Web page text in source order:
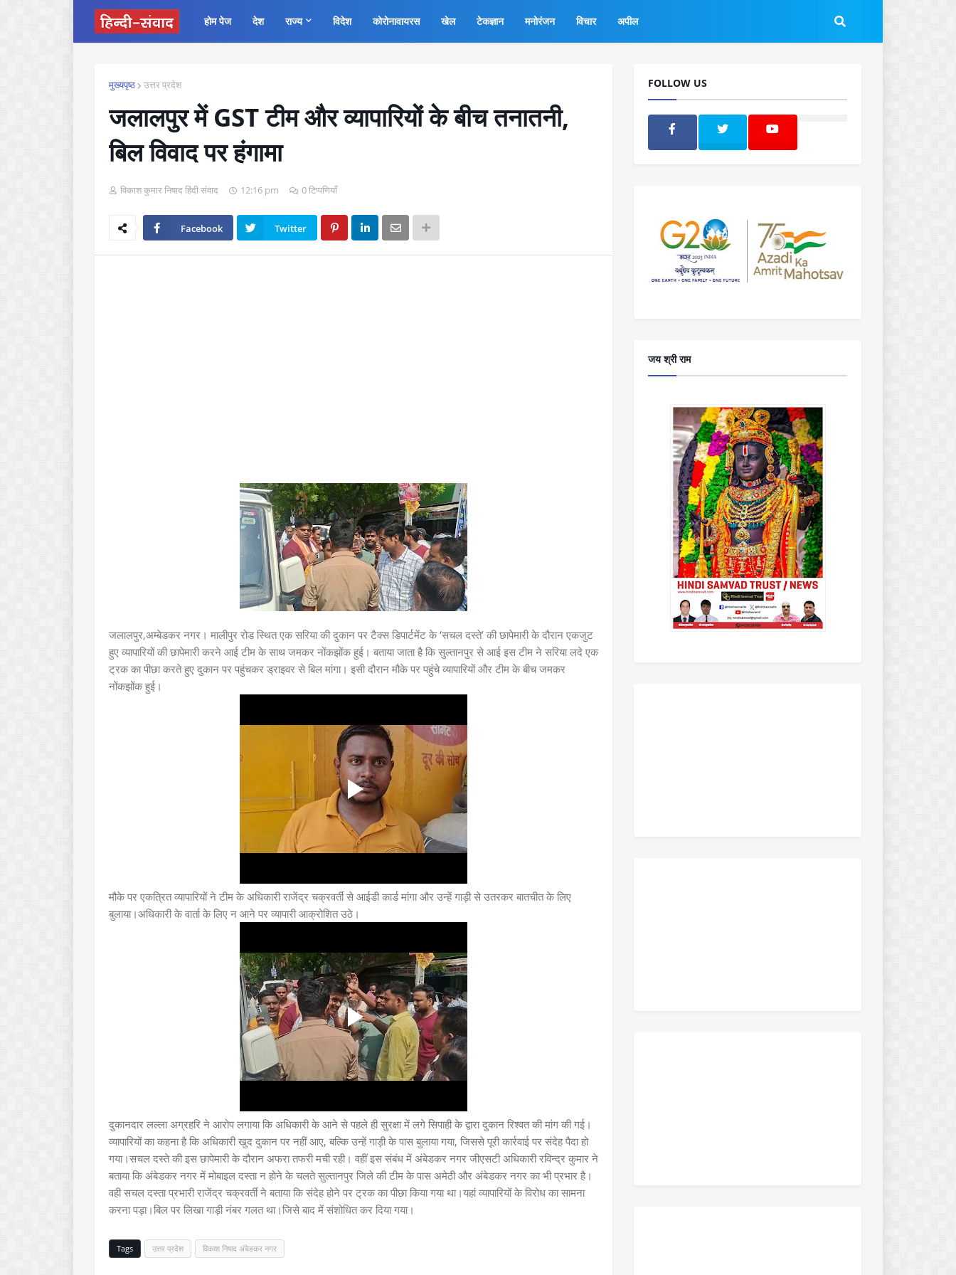
होम पेज देश राज्य विदेश कोरोनावायरस खेल टेकज्ञान मनोरंजन विचार अपील
मुख्यपृष्ठ उत्तर प्रदेश
जलालपुर में GST टीम और व्यापारियों के बीच तनातनी,
बिल विवाद पर हंगामा
विकाश कुमार निषाद हिंदी संवाद 12:16 pm 0 टिप्पणियाँ
Facebook Twitter
जलालपुर,अम्बेडकर नगर। मालीपुर रोड स्थित एक सरिया की दुकान पर टैक्स डिपार्टमेंट के ‘सचल दस्ते’ की छापेमारी के दौरान एकजुट
हुए व्यापारियों की छापेमारी करने आई टीम के साथ जमकर नोंकझोंक हुई। बताया जाता है कि सुल्तानपुर से आई इस टीम ने सरिया लदे एक
ट्रक का पीछा करते हुए दुकान पर पहुंचकर ड्राइवर से बिल मांगा। इसी दौरान मौके पर पहुंचे व्यापारियों और टीम के बीच जमकर
नोंकझोंक हुई।
मौके पर एकत्रित व्यापारियों ने टीम के अधिकारी राजेंद्र चक्रवर्ती से आईडी कार्ड मांगा और उन्हें गाड़ी से उतरकर बातचीत के लिए
बुलाया।अधिकारी के वार्ता के लिए न आने पर व्यापारी आक्रोशित उठे।
दुकानदार लल्ला अग्रहरि ने आरोप लगाया कि अधिकारी के आने से पहले ही सुरक्षा में लगे सिपाही के द्वारा दुकान रिश्वत की मांग की गई।
व्यापारियों का कहना है कि अधिकारी खुद दुकान पर नहीं आए, बल्कि उन्हें गाड़ी के पास बुलाया गया, जिससे पूरी कार्रवाई पर संदेह पैदा हो
गया।सचल दस्ते की इस छापेमारी के दौरान अफरा तफरी मची रही। वहीं इस संबंध में अंबेडकर नगर जीएसटी अधिकारी रविन्द्र कुमार ने
बताया कि अंबेडकर नगर में मोबाइल दस्ता न होने के चलते सुल्तानपुर जिले की टीम के पास अमेठी और अंबेडकर नगर का भी प्रभार है।
वही सचल दस्ता प्रभारी राजेंद्र चक्रवर्ती ने बताया कि संदेह होने पर ट्रक का पीछा किया गया था।यहां व्यापारियों के विरोध का सामना
करना पड़ा।बिल पर लिखा गाड़ी नंबर गलत था।जिसे बाद में संशोधित कर दिया गया।
Tags उत्तर प्रदेश विकाश निषाद अंबेडकर नगर
FOLLOW US
जय श्री राम